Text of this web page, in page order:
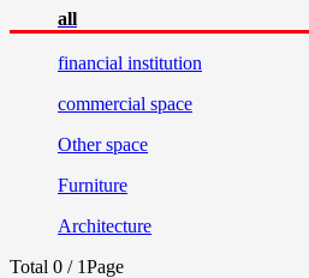
all
financial institution
commercial space
Otherspace
Furniture
Architecture
Total 0 / 1Page